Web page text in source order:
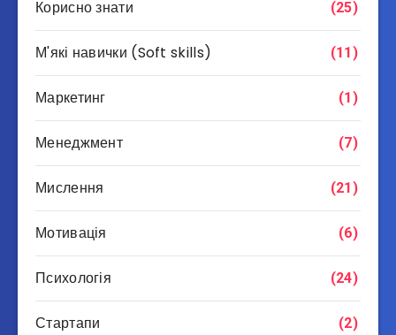
Корисно знати (25)
М'які навички (Soft skills) (11)
Маркетинг (1)
Менеджмент (7)
Мислення (21)
Мотивація (6)
Психологія (24)
Стартапи (2)